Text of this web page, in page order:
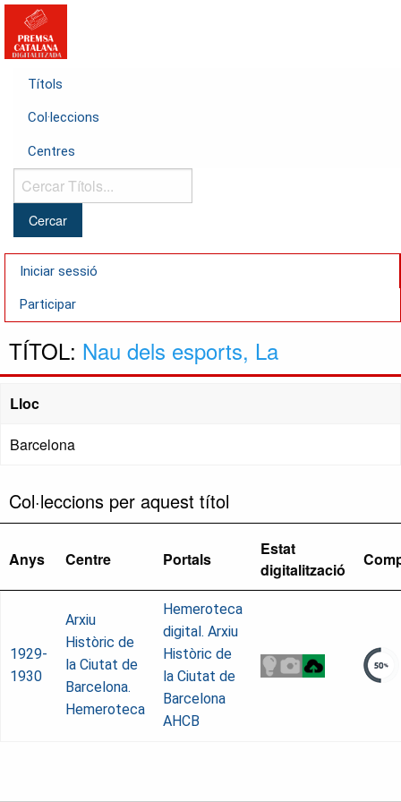
Títols
Col·leccions
Centres
Cercar
Títols...
Iniciar sessió
Participar
TÍTOL: Nau dels esports, La
Lloc
Barcelona
Col·leccions per aquest títol
Anys Centre Portals
Estat
digitalització
1929-
1930
Arxiu
Històric de
la Ciutat de
Barcelona.
Hemeroteca
Hemeroteca
digital. Arxiu
Històric de
la Ciutat de
Barcelona
AHCB